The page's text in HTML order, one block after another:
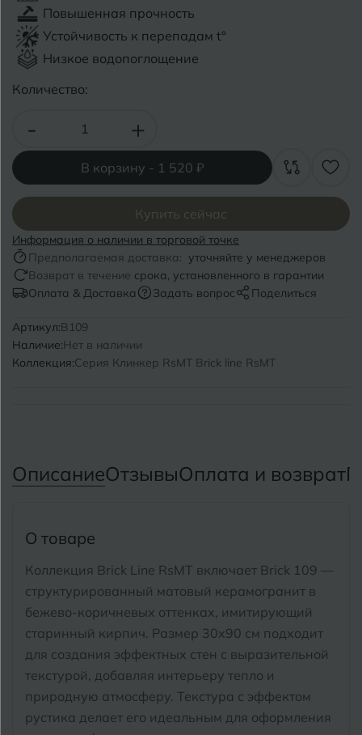
Повышенная прочность
Устойчивость к перепадам t°
Низкое водопоглощение
Количество:
- +
В корзину - 1 520 ₽
Купить сейчас
Информация о наличии в торговой точке
Предполагаемая доставка: уточняйте у менеджеров
Возврат в течение срока, установленного в гарантии
Оплата & Доставка
Задать вопрос Поделиться
Артикул:B109
Наличие:Нет в наличии
Коллекция:Серия Клинкер RsMT Brick line RsMT
ОписаниеОтзывыОплата и возврат
О товаре
Коллекция Brick Line RsMT включает Brick 109 —
структурированный матовый керамогранит в
бежево-коричневых оттенках, имитирующий
старинный кирпич. Размер 30x90 см подходит
для создания эффектных стен с выразительной
текстурой, добавляя интерьеру тепло и
природную атмосферу. Текстура с эффектом
рустика делает его идеальным для оформления
Бугуруслан
Волгодонск
Воронеж
Воткинск
Г Геленджик
Грозный
Е Евпатория
Ижевск
Казань
Кемерово
Ковров
Симферополь
Славянск-на-Кубани
Смоленск
Темрюк
Тольятти
Томск
Тюмень